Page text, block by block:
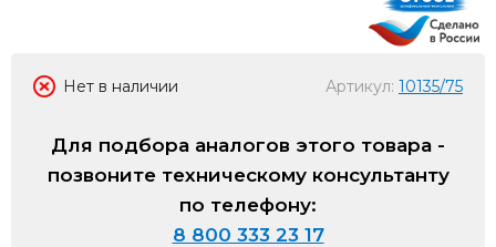
Нет в наличии Артикул: 10135/75
Для подбора аналогов этого товара -
позвоните техническому консультанту
по телефону:
8 800 333 23 17